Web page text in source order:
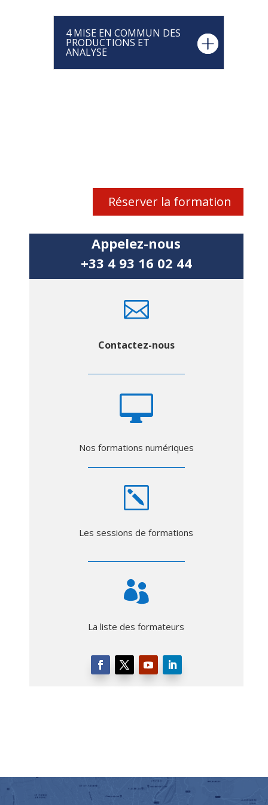
4 MISE EN COMMUN DES
PRODUCTIONS ET
ANALYSE
Réserver la formation
Appelez-nous
+33 4 93 16 02 44

Contactez-nous

Nos formations numériques
k
Les sessions de formations

La liste des formateurs